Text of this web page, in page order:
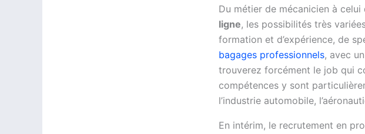
Du métier de mécanicien à celui
ligne, les possibilités très
formation et d’expérience, de
bagages professionnels, avec
trouverez forcément le job qui
compétences y sont
l’industrie automobile,
En intérim, le recrutement en